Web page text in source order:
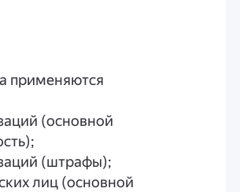
применяются
(основной
(штрафы);
лиц (основной